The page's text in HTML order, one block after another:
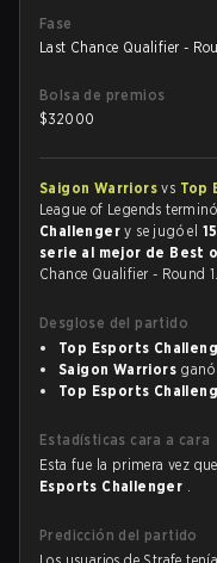
Fase
Last Chance Qualifier -
Bolsa de premios
$32000
Saigon Warriorsvs Top
League of Legends
Challengery se jugó el
serie al mejor de Best
Chance Qualifier - Round 1.
Desglose del partido
Top Esports
Saigon Warriors ganó
Top Esports
Estadísticas cara a cara
Esta fue la primera vez
Esports Challenger .
Predicción del partido